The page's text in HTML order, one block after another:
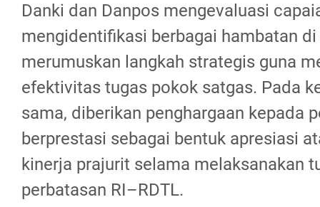
Danki dan Danpos mengevaluasi
mengidentifikasi berbagai hambatan
merumuskan langkah strategis guna
efektivitas tugas pokok satgas. Pada
sama, diberikan penghargaan kepada
berprestasi sebagai bentuk apresiasi
kinerja prajurit selama melaksanakan
perbatasan RI–RDTL.